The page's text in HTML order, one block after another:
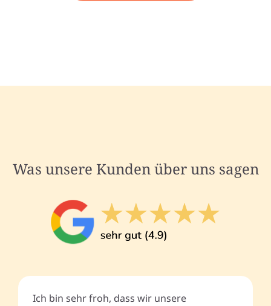
Was unsere Kunden über uns sagen
Ich bin sehr froh, dass wir unsere